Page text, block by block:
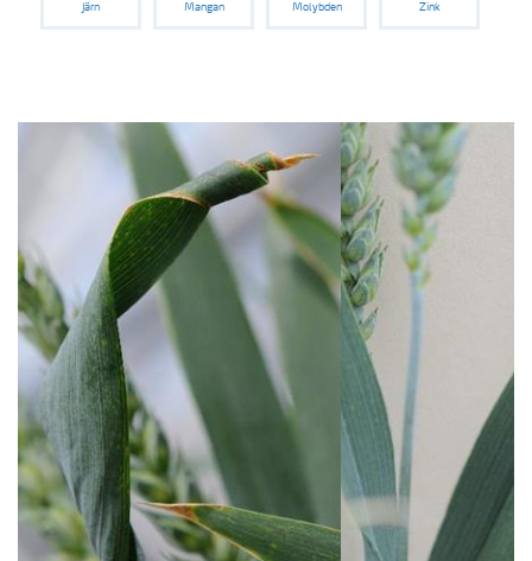
Järn Mangan Molybden Zink